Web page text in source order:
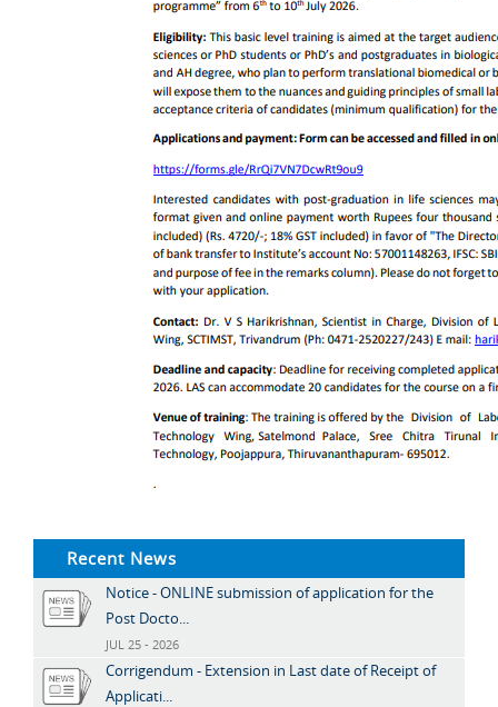
Recent News
Notice - ONLINE submission of application for the
Post Docto...
JUL 25 - 2026
Corrigendum - Extension in Last date of Receipt of
Applicati...